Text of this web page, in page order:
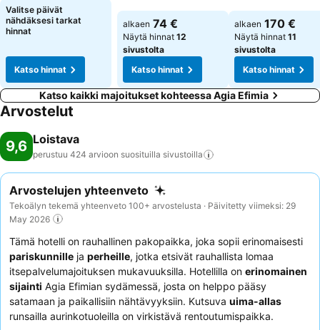
Katso hinnat
Valitse päivät
nähdäksesi tarkat
hinnat
Katso hinnat
Katso hinnat
alkaen 74 €
Näytä hinnat 12
sivustolta
Katso hinnat
Katso hinnat
alkaen 170 €
Näytä hinnat 11
sivustolta
Katso hinnat
Katso kaikki majoitukset kohteessa Agia Efimia
Arvostelut
9,6 Loistava
perustuu 424 arvioon suosituilla sivustoilla
Arvostelujen yhteenveto
Tekoälyn tekemä yhteenveto 100+ arvostelusta · Päivitetty viimeksi: 29
May 2026
Tämä hotelli on rauhallinen pakopaikka, joka sopii erinomaisesti
pariskunnille ja perheille, jotka etsivät rauhallista lomaa
itsepalvelumajoituksen mukavuuksilla. Hotellilla on erinomainen
sijainti Agia Efimian sydämessä, josta on helppo pääsy
satamaan ja paikallisiin nähtävyyksiin. Kutsuva uima-allas
runsailla aurinkotuoleilla on virkistävä rentoutumispaikka.